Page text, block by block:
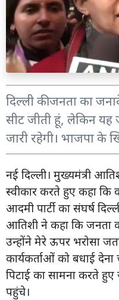
दिल्ली की जनता का
सीट जीती हूं, लेकिन
जारी रहेगी। भाजपा के
नई दिल्ली। मुख्यमंत्री
स्वीकार करते हुए कहा
आदमी पार्टी का संघर्ष
आतिशी ने कहा कि जनता
उन्होंने मेरे ऊपर भरोसा
कार्यकर्ताओं को बधाई देना
पिटाई का सामना करते
पहुंचे।